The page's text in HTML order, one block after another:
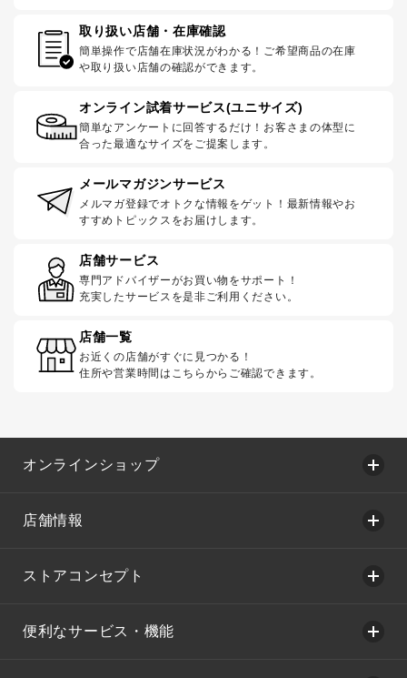
取り扱い店舗・在庫確認
簡単操作で店舗在庫状況がわかる！ご希望商品の在庫
や取り扱い店舗の確認ができます。
オンライン試着サービス(ユニサイズ)
簡単なアンケートに回答するだけ！お客さまの体型に
合った最適なサイズをご提案します。
メールマガジンサービス
メルマガ登録でオトクな情報をゲット！最新情報やお
すすめトピックスをお届けします。
店舗サービス
専門アドバイザーがお買い物をサポート！
充実したサービスを是非ご利用ください。
店舗一覧
お近くの店舗がすぐに見つかる！
住所や営業時間はこちらからご確認できます。
オンラインショップ
店舗情報
ストアコンセプト
便利なサービス・機能